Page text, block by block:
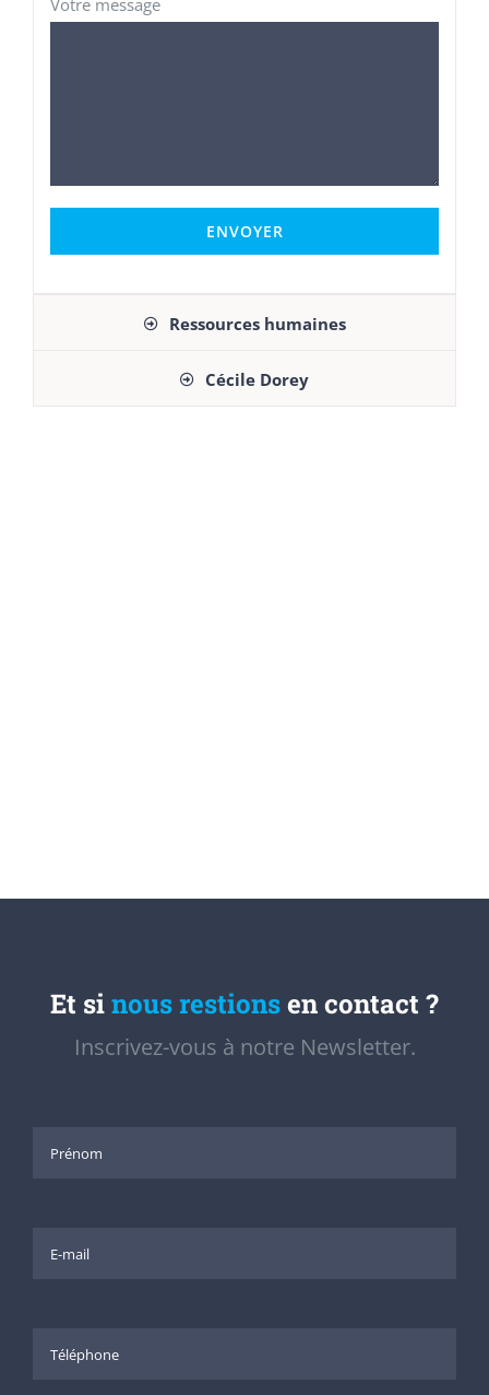
Votre message
Ressources humaines
Cécile Dorey
Et sinous restionsen contact ?
Inscrivez-vous à notre Newsletter.